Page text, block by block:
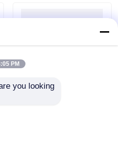
PM
you looking